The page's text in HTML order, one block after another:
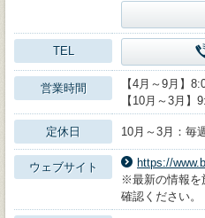
TEL
営業時間
【4月～9月】
【10月～3月】
定休日 10月～3月：毎
ウェブサイト
https://
※最新の情報を
確認ください。